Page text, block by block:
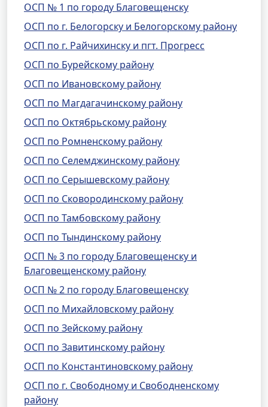
ОСП № 1 по городу Благовещенску
ОСП по г. Белогорску и Белогорскому району
ОСП по г. Райчихинску и пгт. Прогресс
ОСП по Бурейскому району
ОСП по Ивановскому району
ОСП по Магдагачинскому району
ОСП по Октябрьскому району
ОСП по Ромненскому району
ОСП по Селемджинскому району
ОСП по Серышевскому району
ОСП по Сковородинскому району
ОСП по Тамбовскому району
ОСП по Тындинскому району
ОСП № 3 по городу Благовещенску и
Благовещенскому району
ОСП № 2 по городу Благовещенску
ОСП по Михайловскому району
ОСП по Зейскому району
ОСП по Завитинскому району
ОСП по Константиновскому району
ОСП по г. Свободному и Свободненскому
району